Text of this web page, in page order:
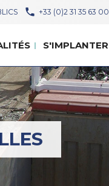
 +33 (0)2 31 35 63 00
S'IMPLANTER